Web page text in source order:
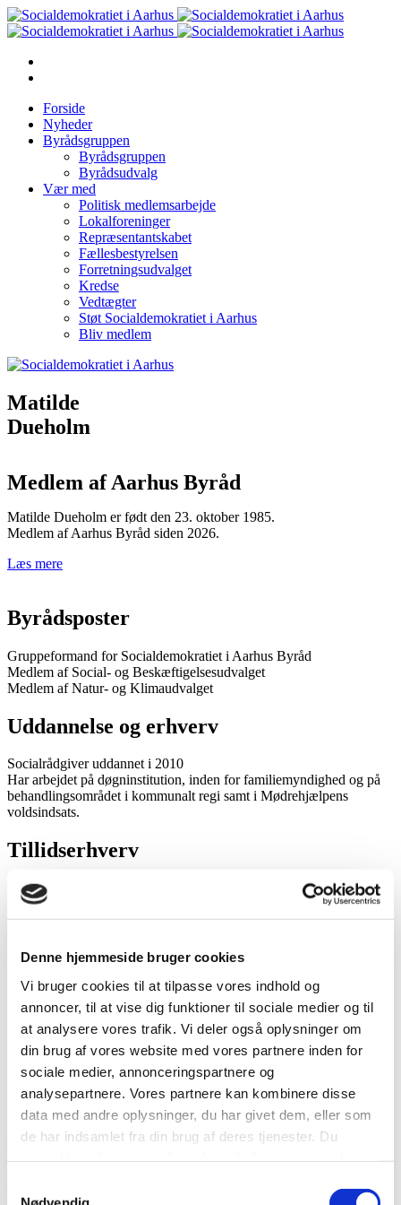
Denne hjemmeside bruger cookies
Vi bruger cookies til at tilpasse vores indhold og
annoncer, til at vise dig funktioner til sociale medier og til
at analysere vores trafik. Vi deler også oplysninger om
din brug af vores website med vores partnere inden for
sociale medier, annonceringspartnere og
analysepartnere. Vores partnere kan kombinere disse
data med andre oplysninger, du har givet dem, eller som
de har indsamlet fra din brug af deres tjenester. Du
Forside
Nyheder
Byrådsgruppen
Byrådsgruppen
Byrådsudvalg
Vær med
Politisk medlemsarbejde
Lokalforeninger
Repræsentantskabet
Fællesbestyrelsen
Forretningsudvalget
Kredse
Vedtægter
Støt Socialdemokratiet i Aarhus
Bliv medlem
Matilde
Dueholm
Medlem af Aarhus Byråd
Matilde Dueholm er født den 23. oktober 1985.
Medlem af Aarhus Byråd siden 2026.
Læs mere
Byrådsposter
Gruppeformand for Socialdemokratiet i Aarhus Byråd
Medlem af Social- og Beskæftigelsesudvalget
Medlem af Natur- og Klimaudvalget
Uddannelse og erhverv
Socialrådgiver uddannet i 2010
Har arbejdet på døgninstitution, inden for familiemyndighed og på
behandlingsområdet i kommunalt regi samt i Mødrehjælpens
voldsindsats.
Tillidserhverv
Medlem i Dansk Socialrådgiverforenings hovedbestyrelse
Beskikket medlem af Abortnævnet.
Bestyrelsesmedlem på Aarhus Krisecenter.
Anders Winnerskjold
Anette Poulsen
Eva Borchorst Mejnertz
Anna Thusgård
Steffen Wich
Hüseyin Arac
Jesper Kjeldsen
Matilde Dueholm
Berit Rousing
Kristian Sommer
Kontakt